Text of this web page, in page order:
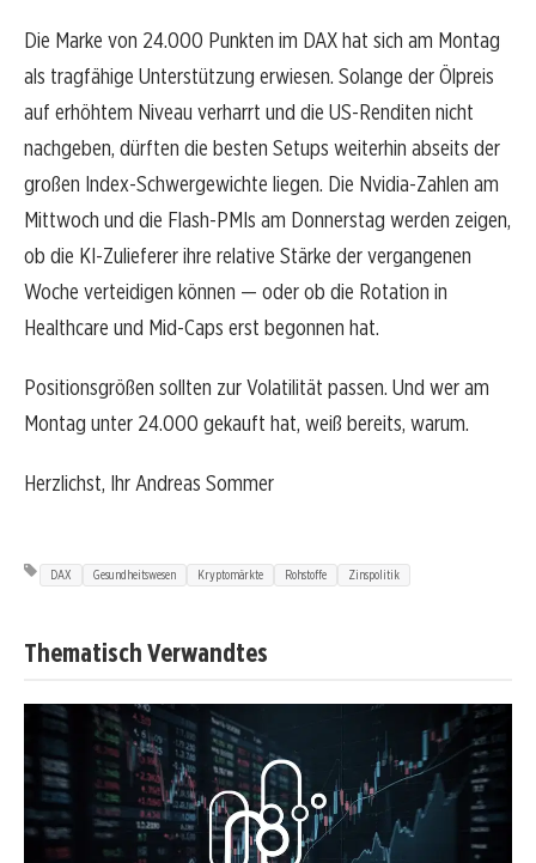
Die Marke von 24.000 Punkten im DAX hat sich am Montag
als tragfähige Unterstützung erwiesen. Solange der Ölpreis
auf erhöhtem Niveau verharrt und die US-Renditen nicht
nachgeben, dürften die besten Setups weiterhin abseits der
großen Index-Schwergewichte liegen. Die Nvidia-Zahlen am
Mittwoch und die Flash-PMIs am Donnerstag werden zeigen,
ob die KI-Zulieferer ihre relative Stärke der vergangenen
Woche verteidigen können — oder ob die Rotation in
Healthcare und Mid-Caps erst begonnen hat.
Positionsgrößen sollten zur Volatilität passen. Und wer am
Montag unter 24.000 gekauft hat, weiß bereits, warum.
Herzlichst, Ihr Andreas Sommer
DAX Gesundheitswesen Kryptomärkte Rohstoffe Zinspolitik
Thematisch Verwandtes